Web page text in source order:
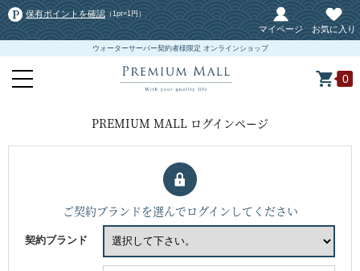
保有ポイントを確認 （1pt=1円）
マイページ お気に入り
ウォーターサーバー契約者様限定 オンラインショップ
0
PREMIUM MALL ログインページ
ご契約ブランドを選んでログインしてください
契約ブランド